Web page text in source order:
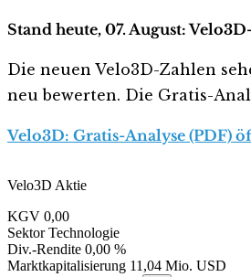
Stand heute, 07. August:
Die neuen Velo3D-Zahlen
neu bewerten. Die Gratis-
Velo3D: Gratis-Analyse (PDF)
Velo3D Aktie
KGV 0,00
Sektor Technologie
Div.-Rendite 0,00 %
Marktkapitalisierung 11,04 Mio. USD